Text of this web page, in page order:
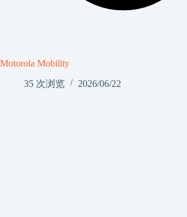
Motorola Mobility
35 次浏览
2026/06/22